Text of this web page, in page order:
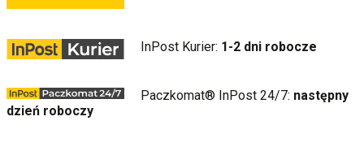
InPost Kurier: 1-2 dni robocze
Paczkomat® InPost 24/7: następny
dzień roboczy